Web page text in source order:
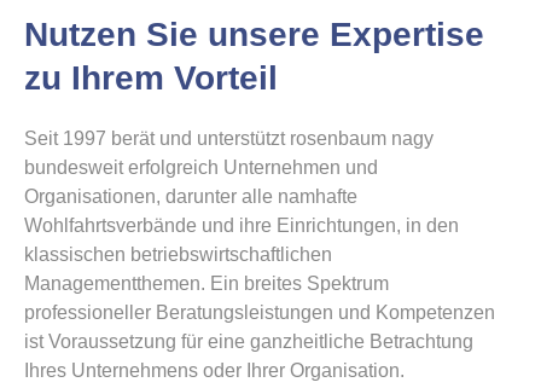
Nutzen Sie unsere Expertise
zu Ihrem Vorteil
Seit 1997 berät und unterstützt rosenbaum nagy
bundesweit erfolgreich Unternehmen und
Organisationen, darunter alle namhafte
Wohlfahrtsverbände und ihre Einrichtungen, in den
klassischen betriebswirtschaftlichen
Managementthemen. Ein breites Spektrum
professioneller Beratungsleistungen und Kompetenzen
ist Voraussetzung für eine ganzheitliche Betrachtung
Ihres Unternehmens oder Ihrer Organisation.